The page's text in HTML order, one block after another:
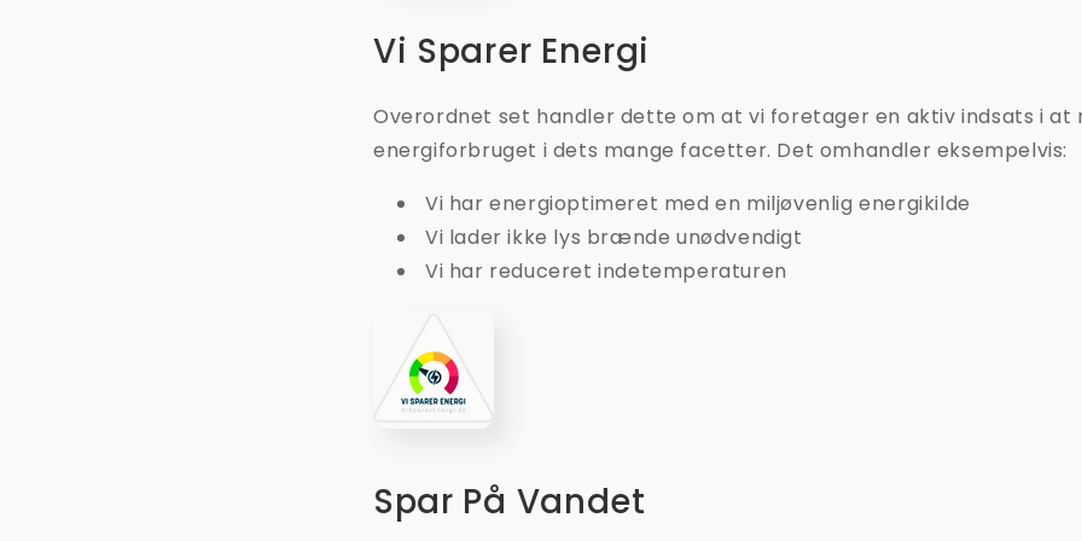
Vi Sparer Energi
Overordnet set handler dette om at vi foretager en aktiv indsats i at
energiforbruget i dets mange facetter. Det omhandler eksempelvis:
Vi har energioptimeret med en miljøvenlig energikilde
Vi lader ikke lys brænde unødvendigt
Vi har reduceret indetemperaturen
Spar På Vandet